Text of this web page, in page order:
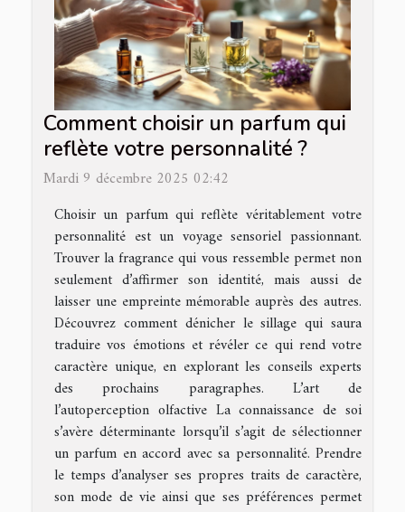
Comment choisir un parfum qui
reflète votre personnalité ?
Mardi 9 décembre 2025 02:42
Choisir un parfum qui reflète véritablement votre
personnalité est un voyage sensoriel passionnant.
Trouver la fragrance qui vous ressemble permet non
seulement d’affirmer son identité, mais aussi de
laisser une empreinte mémorable auprès des autres.
Découvrez comment dénicher le sillage qui saura
traduire vos émotions et révéler ce qui rend votre
caractère unique, en explorant les conseils experts
des prochains paragraphes. L’art de
l’autoperception olfactive La connaissance de soi
s’avère déterminante lorsqu’il s’agit de sélectionner
un parfum en accord avec sa personnalité. Prendre
le temps d’analyser ses propres traits de caractère,
son mode de vie ainsi que ses préférences permet